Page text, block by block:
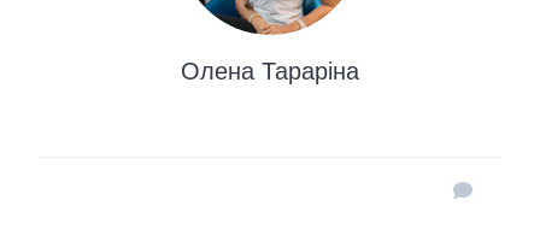
Олена Тараріна